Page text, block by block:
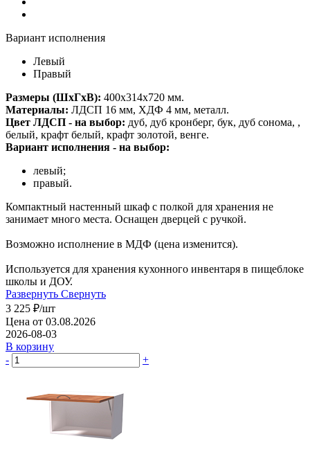
Вариант исполнения
Левый
Правый
Размеры (ШхГхВ): 400х314х720 мм.
Материалы: ЛДСП 16 мм, ХДФ 4 мм, металл.
Цвет ЛДСП - на выбор: дуб, дуб кронберг, бук, дуб сонома, ,
белый, крафт белый, крафт золотой, венге.
Вариант исполнения - на выбор:
левый;
правый.
Компактный настенный шкаф с полкой для хранения не
занимает много места. Оснащен дверцей с ручкой.
Возможно исполнение в МДФ (цена изменится).
Используется для хранения кухонного инвентаря в пищеблоке
школы и ДОУ.
Развернуть Свернуть
3 225 ₽/шт
Цена от 03.08.2026
2026-08-03
В корзину
-
+